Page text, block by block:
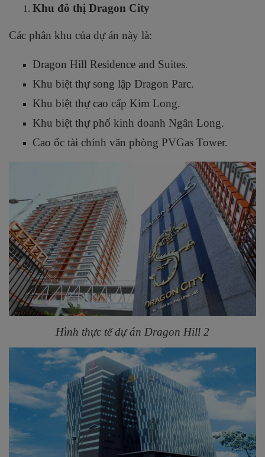
Khu đô thị Dragon City
Các phân khu của dự án này là:
Dragon Hill Residence and Suites.
Khu biệt thự song lập Dragon Parc.
Khu biệt thự cao cấp Kim Long.
Khu biệt thự phố kinh doanh Ngân Long.
Cao ốc tài chính văn phòng PVGas Tower.
Hình thực tế dự án Dragon Hill 2